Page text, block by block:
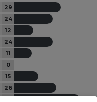
29
24
12
24
11
0
15
26